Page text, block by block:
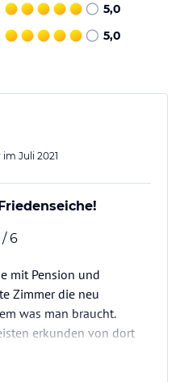
mit Hilfe von KI. Alle
vor der Buchung die
5,0
5,0
im Juli 2021
/ 6
mit Pension und
Zimmer die neu
was man braucht.
erkunden von dort
Tipps parat hatte.